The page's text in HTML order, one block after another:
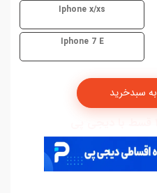
Iphone x/xs
Iphone 7 E